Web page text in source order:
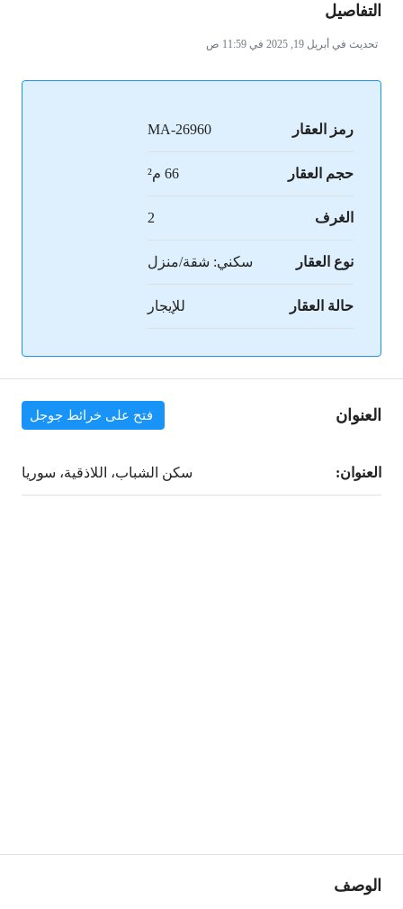
التفاصيل
تحديث في أبريل 19, 2025 في 11:59 ص
رمز العقار MA-26960
حجم العقار 66 م²
الغرف 2
نوع العقار سكني: شقة/منزل
حالة العقار للإيجار
العنوان فتح على خرائط جوجل
العنوان: سكن الشباب، اللاذقية، سوريا
الوصف